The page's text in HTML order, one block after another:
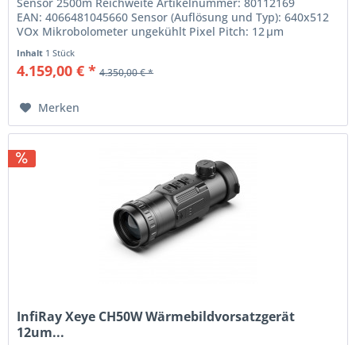
EAN: 4066481045660 Sensor (Auflösung und Typ): 640x512
VOx Mikrobolometer ungekühlt Pixel Pitch: 12 μm
Inhalt 1 Stück
4.159,00 € * 4.350,00 € *
Merken
InfiRay Xeye CH50W Wärmebildvorsatzgerät
12um...